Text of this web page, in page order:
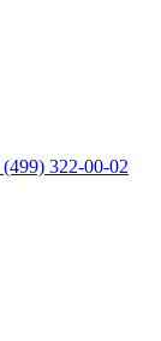
322-00-02